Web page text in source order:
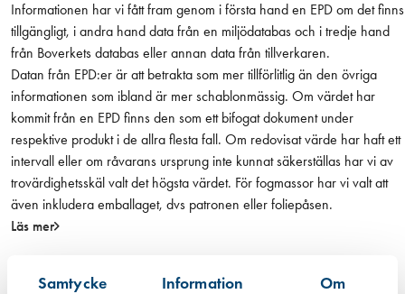
Samtycke Information Om
0
c
m
m
ä
n
g
d
Informationen har vi fått fram genom i första hand en EPD om det finns
tillgängligt, i andra hand data från en miljödatabas och i tredje hand
från Boverkets databas eller annan data från tillverkaren.
Datan från EPD:er är att betrakta som mer tillförlitlig än den övriga
informationen som ibland är mer schablonmässig. Om värdet har
kommit från en EPD finns den som ett bifogat dokument under
respektive produkt i de allra flesta fall. Om redovisat värde har haft ett
intervall eller om råvarans ursprung inte kunnat säkerställas har vi av
trovärdighetsskäl valt det högsta värdet. För fogmassor har vi valt att
även inkludera emballaget, dvs patronen eller foliepåsen.
Läs mer